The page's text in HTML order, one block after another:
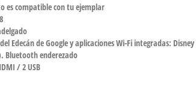
es compatible con tu ejemplar
Edecán de Google y aplicaciones Wi-Fi integradas:
Bluetooth enderezado
/ 2 USB